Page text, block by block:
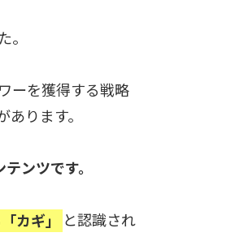
。
ーを獲得する戦略
ります。
ンツです。
カギ」
と認識され